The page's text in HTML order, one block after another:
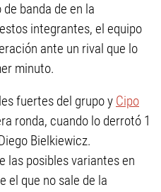
banda de en la
integrantes, el equipo
ante un rival que lo
minuto.
fuertes del grupo y Cipo
ronda, cuando lo derrotó 1
Bielkiewicz.
las posibles variantes en
el que no sale de la